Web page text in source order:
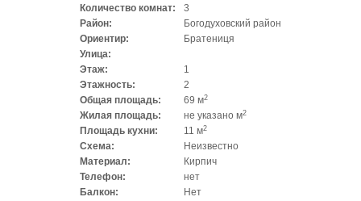
Количество комнат:
3
Район:
Богодуховский район
Ориентир:
Братениця
Улица:
Этаж:
1
Этажность:
2
Общая площадь:
69 м2
Жилая площадь: не указано м2
Площадь кухни: 11 м2
Схема:
Неизвестно
Материал:
Кирпич
Телефон:
нет
Балкон:
Нет